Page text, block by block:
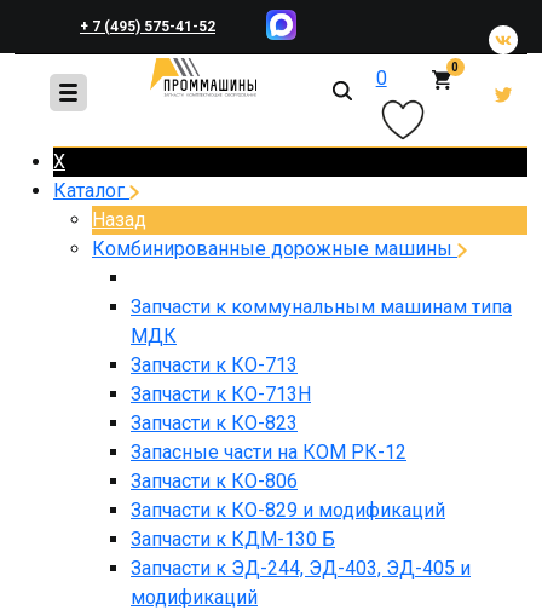
+ 7 (495) 575-41-52
+ 7 (495) 648-45-83 0 0
X
Каталог
Назад
Комбинированные дорожные машины
Запчасти к коммунальным машинам типа
МДК
Запчасти к КО-713
Запчасти к КО-713Н
Запчасти к КО-823
Запасные части на КОМ РК-12
Запчасти к КО-806
Запчасти к КО-829 и модификаций
Запчасти к КДМ-130 Б
Запчасти к ЭД-244, ЭД-403, ЭД-405 и
модификаций